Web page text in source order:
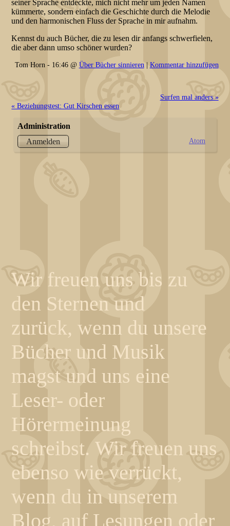
seiner Sprache entdeckte, mich nicht mehr um jeden Namen
kümmerte, sondern einfach die Geschichte durch die Melodie
und den harmonischen Fluss der Sprache in mir aufnahm.
Kennst du auch Bücher, die zu lesen dir anfangs schwerfielen,
die aber dann umso schöner wurden?
Tom Horn - 16:46 @ Über Bücher sinnieren | Kommentar hinzufügen
Surfen mal anders »
« Beziehungstest: Gut Kirschen essen
Administration
Anmelden
Atom
Wir freuen uns bis zu
den Sternen und
zurück, wenn du unsere
Bücher und Musik
magst und uns eine
Leser- oder
Hörermeinung
schreibst. Wir freuen uns
ebenso wie verrückt,
wenn du in unserem
Blog, auf Lesungen oder